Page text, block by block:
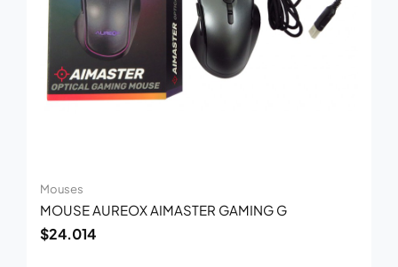
Mouses
MOUSE AUREOX AIMASTER GAMING G
$24.014